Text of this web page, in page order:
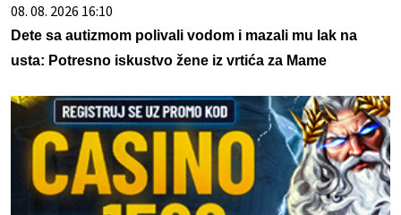
08. 08. 2026 16:10
Dete sa autizmom polivali vodom i mazali mu lak na
usta: Potresno iskustvo žene iz vrtića za Mame